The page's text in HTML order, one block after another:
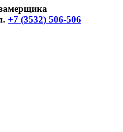
+7 (3532) 506-506